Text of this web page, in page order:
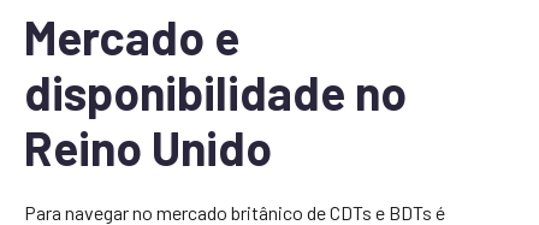
Mercado e
disponibilidade no
Reino Unido
Para navegar no mercado britânico de CDTs e BDTs é